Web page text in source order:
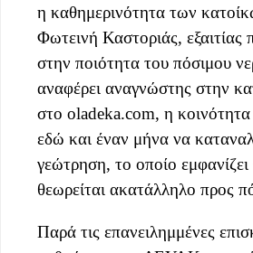
η καθημερινότητα των
Φωτεινή Καστοριάς, εξαιτίας
στην ποιότητα του πόσιμου
αναφέρει αναγνώστης στην
στο oladeka.com, η κοινότητα
εδώ και έναν μήνα να
γεώτρηση, το οποίο
θεωρείται ακατάλληλο προς
Παρά τις επανειλημμένες